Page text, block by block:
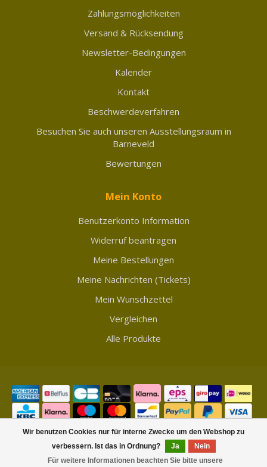
Wir benutzen Cookies nur für interne Zwecke um den Webshop zu
verbessern. Ist das in Ordnung?
Ja
Nein
Für weitere Informationen beachten Sie bitte unsere
Zahlungsmöglichkeiten
Versand & Rücksendung
Newsletter-Bedingungen
Kalender
Kontakt
Beschwerdeverfahren
Besuchen Sie auch unseren Ausstellungsraum in
Barneveld
Bewertungen
Mein Konto
Benutzerkonto Information
Widerruf beantragen
Meine Bestellungen
Meine Nachrichten (Tickets)
Mein Wunschzettel
Vergleichen
Alle Produkte
© Copyright 2026 Showmycollection